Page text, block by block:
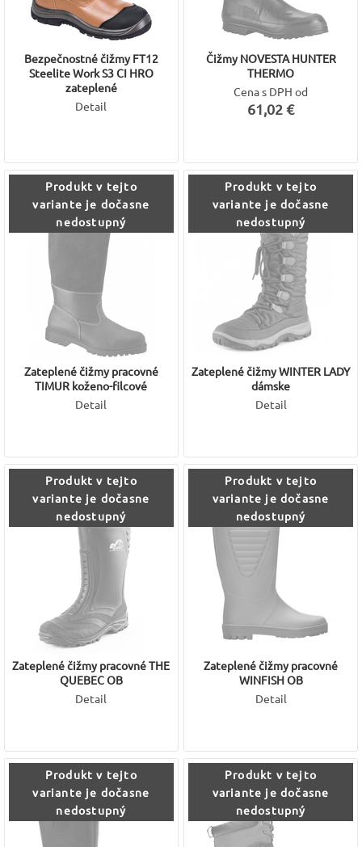
Bezpečnostné čižmy FT12
Steelite Work S3 CI HRO
zateplené
Detail
Čižmy NOVESTA HUNTER
THERMO
Cena s DPH od
61,02 €
Produkt v tejto
variante je dočasne
nedostupný
Zateplené čižmy pracovné
TIMUR koženo-filcové
Detail
Produkt v tejto
variante je dočasne
nedostupný
Zateplené čižmy WINTER LADY
dámske
Detail
Produkt v tejto
variante je dočasne
nedostupný
Zateplené čižmy pracovné THE
QUEBEC OB
Detail
Produkt v tejto
variante je dočasne
nedostupný
Zateplené čižmy pracovné
WINFISH OB
Detail
Produkt v tejto
variante je dočasne
nedostupný
Produkt v tejto
variante je dočasne
nedostupný